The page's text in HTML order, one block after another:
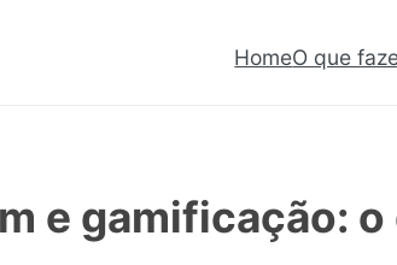
HomeO que
e gamificação: